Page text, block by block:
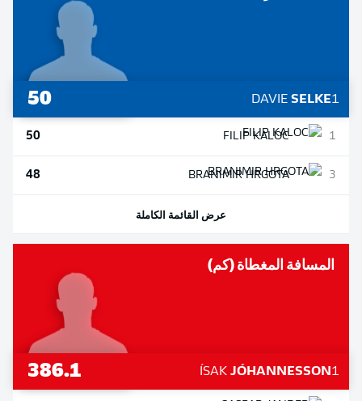
1
DAVIE SELKE
50
1
FILIPKALOC
50
3
BRANIMIRHRGOTA
48
عرض القائمة الكاملة
المسافة المغطاة (كم)
1
ÍSAK JÓHANNESSON
386.1